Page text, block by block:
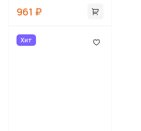
961 ₽
Хит